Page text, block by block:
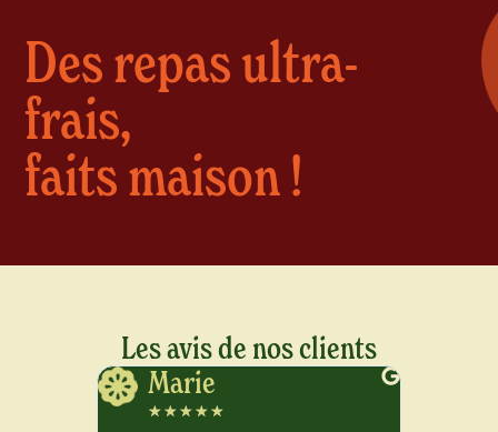
Des repas ultra-
frais,
faits maison !
Les avis de nos clients
Jerome
☆☆☆☆☆